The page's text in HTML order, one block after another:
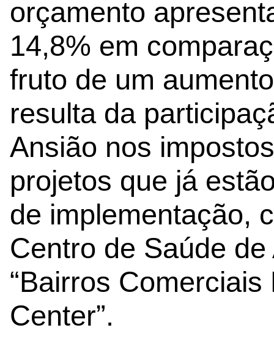
orçamento
14,8% em
fruto de um
resulta da
Ansião nos
projetos que já
de implementação,
Centro de Saúde
“Bairros Comerciais
Center”.